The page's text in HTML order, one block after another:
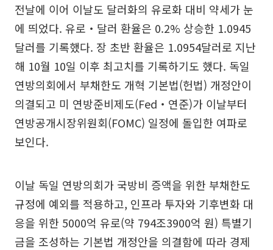
전날에 이어 이날도 달러화의 유로화 대비 약세가 눈
에 띄었다. 유로‧달러 환율은 0.2% 상승한 1.0945
달러를 기록했다. 장 초반 환율은 1.0954달러로 지난
해 10월 10일 이후 최고치를 기록하기도 했다. 독일
연방의회에서 부채한도 개혁 기본법(헌법) 개정안이
의결되고 미 연방준비제도(Fed‧연준)가 이날부터
연방공개시장위원회(FOMC) 일정에 돌입한 여파로
보인다.
이날 독일 연방의회가 국방비 증액을 위한 부채한도
규정에 예외를 적용하고, 인프라 투자와 기후변화 대
응을 위한 5000억 유로(약 794조3900억 원) 특별기
금을 조성하는 기본법 개정안을 의결함에 따라 경제